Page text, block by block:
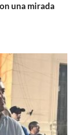
una mirada